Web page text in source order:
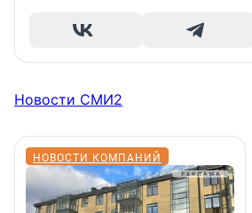
Новости СМИ2
НОВОСТИ КОМПАНИЙ